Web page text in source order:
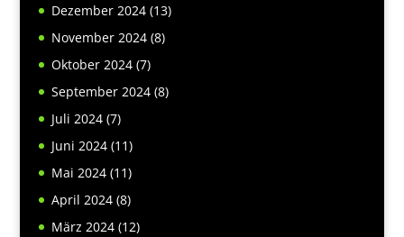
Dezember 2024(13)
November 2024(8)
Oktober 2024(7)
September 2024(8)
Juli 2024(7)
Juni 2024(11)
Mai 2024(11)
April 2024(8)
März 2024(12)